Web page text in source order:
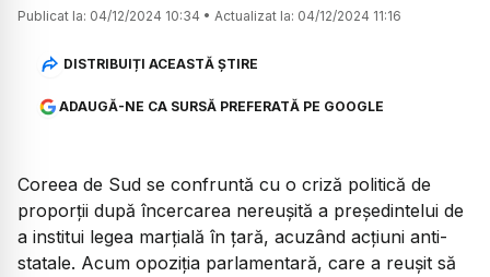
Publicat la: 04/12/2024 10:34 • Actualizat la: 04/12/2024 11:16
DISTRIBUIȚI ACEASTĂ ȘTIRE
ADAUGĂ-NE CA SURSĂ PREFERATĂ PE GOOGLE
Coreea de Sud se confruntă cu o criză politică de
proporții după încercarea nereușită a președintelui de
a institui legea marțială în țară, acuzând acțiuni anti-
statale. Acum opoziția parlamentară, care a reușit să